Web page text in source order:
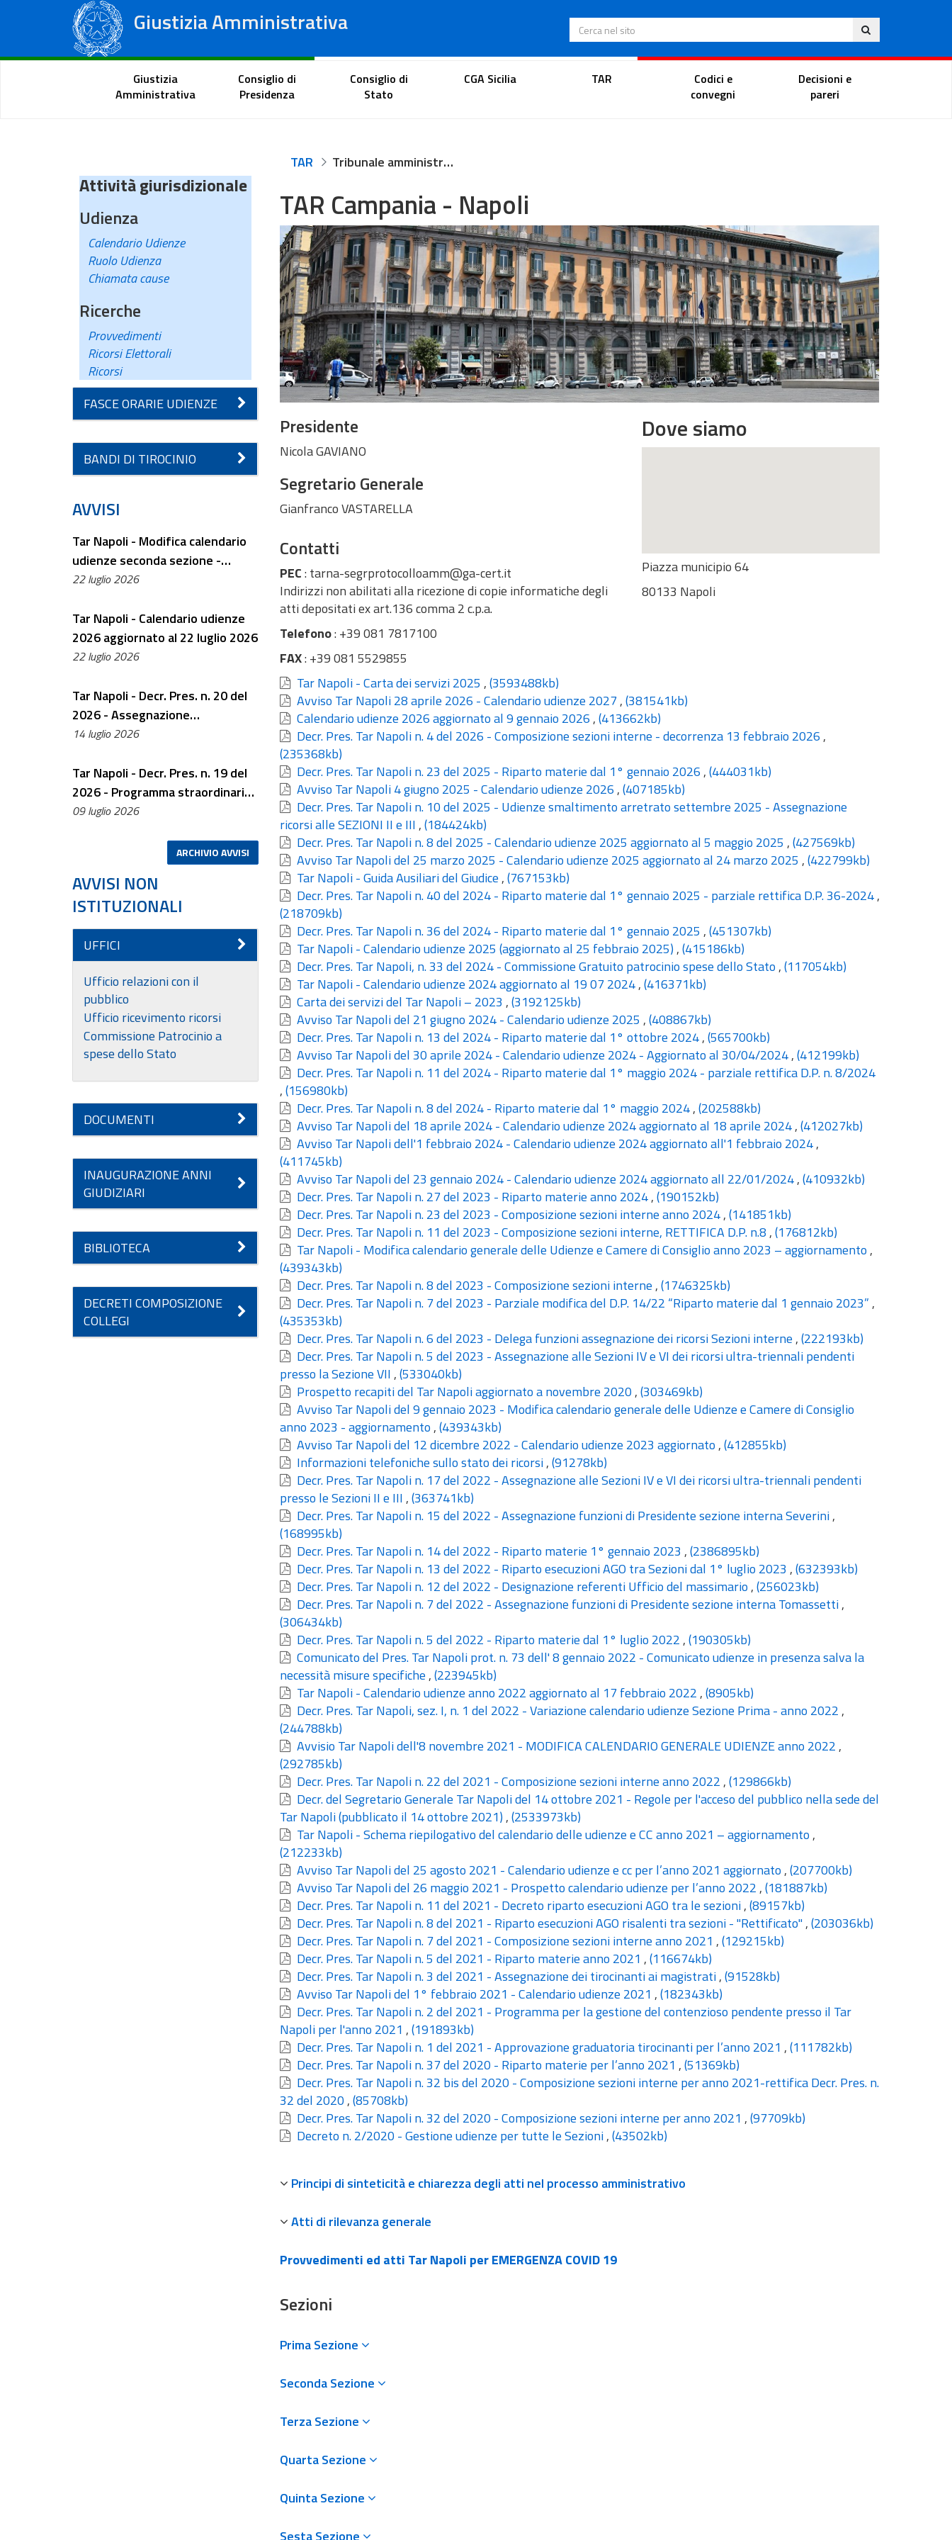
Giustizia Amministrativa
Tribunali Amministrativi Regionali
Ita
Cerca nel sito
Portale del cittadino Portale dell'avvocato Portale del magistrato
Giustizia
Amministrativa
Consiglio di
Presidenza
Consiglio di
Stato
CGA Sicilia TAR
Codici e
convegni
Decisioni e
pareri
Attività giurisdizionale
Udienza
Calendario Udienze
Ruolo Udienza
Chiamata cause
Ricerche
Provvedimenti
Ricorsi Elettorali
Ricorsi
FASCE ORARIE UDIENZE
BANDI DI TIROCINIO
AVVISI
Tar Napoli - Modifica calendario
udienze seconda sezione -
settembre 2026
22 luglio 2026
Tar Napoli - Calendario udienze
2026 aggiornato al 22 luglio 2026
22 luglio 2026
Tar Napoli - Decr. Pres. n. 20 del
2026 - Assegnazione
temporanea magistrato alla
collegio
14 luglio 2026
Tar Napoli - Decr. Pres. n. 19 del
2026 - Programma straordinario
smaltimento arretrato anno
09 luglio 2026
ARCHIVIO AVVISI
AVVISI NON
ISTITUZIONALI
UFFICI
Ufficio relazioni con il
pubblico
Ufficio ricevimento ricorsi
Commissione Patrocinio a
spese dello Stato
DOCUMENTI
INAUGURAZIONE ANNI
GIUDIZIARI
BIBLIOTECA
DECRETI COMPOSIZIONE
COLLEGI
TAR Tribunale amministrativo regionale per la Campania - Napoli
TAR Campania - Napoli
Presidente
Nicola GAVIANO
Segretario Generale
Gianfranco VASTARELLA
Contatti
PEC: tarna-segrprotocolloamm@ga-cert.it
Indirizzi non abilitati alla ricezione di copie informatiche degli
atti depositati ex art.136 comma 2 c.p.a.
Telefono: +39 081 7817100
FAX: +39 081 5529855
Dove siamo
Piazza municipio 64
80133 Napoli
Tar Napoli - Carta dei servizi 2025 ,(3593488kb)
Avviso Tar Napoli 28 aprile 2026 - Calendario udienze 2027,(381541kb)
Calendario udienze 2026 aggiornato al 9 gennaio 2026 ,(413662kb)
Decr. Pres. Tar Napoli n. 4 del 2026 - Composizione sezioni interne - decorrenza 13 febbraio 2026 ,
(235368kb)
Decr. Pres. Tar Napoli n. 23 del 2025 - Riparto materie dal 1° gennaio 2026 ,(444031kb)
Avviso Tar Napoli 4 giugno 2025 - Calendario udienze 2026 ,(407185kb)
Decr. Pres. Tar Napoli n. 10 del 2025 - Udienze smaltimento arretrato settembre 2025 - Assegnazione
ricorsi alle SEZIONI II e III ,(184424kb)
Decr. Pres. Tar Napoli n. 8 del 2025 - Calendario udienze 2025 aggiornato al 5 maggio 2025 ,(427569kb)
Avviso Tar Napoli del 25 marzo 2025 - Calendario udienze 2025 aggiornato al 24 marzo 2025 ,(422799kb)
Tar Napoli - Guida Ausiliari del Giudice ,(767153kb)
Decr. Pres. Tar Napoli n. 40 del 2024 - Riparto materie dal 1° gennaio 2025 - parziale rettifica D.P. 36-2024,
(218709kb)
Decr. Pres. Tar Napoli n. 36 del 2024 - Riparto materie dal 1° gennaio 2025 ,(451307kb)
Tar Napoli - Calendario udienze 2025 (aggiornato al 25 febbraio 2025) ,(415186kb)
Decr. Pres. Tar Napoli, n. 33 del 2024 - Commissione Gratuito patrocinio spese dello Stato ,(117054kb)
Tar Napoli - Calendario udienze 2024 aggiornato al 19 07 2024,(416371kb)
Carta dei servizi del Tar Napoli – 2023 ,(3192125kb)
Avviso Tar Napoli del 21 giugno 2024 - Calendario udienze 2025 ,(408867kb)
Decr. Pres. Tar Napoli n. 13 del 2024 - Riparto materie dal 1° ottobre 2024,(565700kb)
Avviso Tar Napoli del 30 aprile 2024 - Calendario udienze 2024 - Aggiornato al 30/04/2024,(412199kb)
Decr. Pres. Tar Napoli n. 11 del 2024 - Riparto materie dal 1° maggio 2024 - parziale rettifica D.P. n. 8/2024
,(156980kb)
Decr. Pres. Tar Napoli n. 8 del 2024 - Riparto materie dal 1° maggio 2024,(202588kb)
Avviso Tar Napoli del 18 aprile 2024 - Calendario udienze 2024 aggiornato al 18 aprile 2024,(412027kb)
Avviso Tar Napoli dell'1 febbraio 2024 - Calendario udienze 2024 aggiornato all'1 febbraio 2024,
(411745kb)
Avviso Tar Napoli del 23 gennaio 2024 - Calendario udienze 2024 aggiornato all 22/01/2024,(410932kb)
Decr. Pres. Tar Napoli n. 27 del 2023 - Riparto materie anno 2024,(190152kb)
Decr. Pres. Tar Napoli n. 23 del 2023 - Composizione sezioni interne anno 2024,(141851kb)
Decr. Pres. Tar Napoli n. 11 del 2023 - Composizione sezioni interne, RETTIFICA D.P. n.8 ,(176812kb)
Tar Napoli - Modifica calendario generale delle Udienze e Camere di Consiglio anno 2023 – aggiornamento ,
(439343kb)
Decr. Pres. Tar Napoli n. 8 del 2023 - Composizione sezioni interne ,(1746325kb)
Decr. Pres. Tar Napoli n. 7 del 2023 - Parziale modifica del D.P. 14/22 “Riparto materie dal 1 gennaio 2023” ,
(435353kb)
Decr. Pres. Tar Napoli n. 6 del 2023 - Delega funzioni assegnazione dei ricorsi Sezioni interne ,(222193kb)
Decr. Pres. Tar Napoli n. 5 del 2023 - Assegnazione alle Sezioni IV e VI dei ricorsi ultra-triennali pendenti
presso la Sezione VII ,(533040kb)
Prospetto recapiti del Tar Napoli aggiornato a novembre 2020 ,(303469kb)
Avviso Tar Napoli del 9 gennaio 2023 - Modifica calendario generale delle Udienze e Camere di Consiglio
anno 2023 - aggiornamento ,(439343kb)
Avviso Tar Napoli del 12 dicembre 2022 - Calendario udienze 2023 aggiornato ,(412855kb)
Informazioni telefoniche sullo stato dei ricorsi,(91278kb)
Decr. Pres. Tar Napoli n. 17 del 2022 - Assegnazione alle Sezioni IV e VI dei ricorsi ultra-triennali pendenti
presso le Sezioni II e III ,(363741kb)
Decr. Pres. Tar Napoli n. 15 del 2022 - Assegnazione funzioni di Presidente sezione interna Severini,
(168995kb)
Decr. Pres. Tar Napoli n. 14 del 2022 - Riparto materie 1° gennaio 2023 ,(2386895kb)
Decr. Pres. Tar Napoli n. 13 del 2022 - Riparto esecuzioni AGO tra Sezioni dal 1° luglio 2023 ,(632393kb)
Decr. Pres. Tar Napoli n. 12 del 2022 - Designazione referenti Ufficio del massimario ,(256023kb)
Decr. Pres. Tar Napoli n. 7 del 2022 - Assegnazione funzioni di Presidente sezione interna Tomassetti,
(306434kb)
Decr. Pres. Tar Napoli n. 5 del 2022 - Riparto materie dal 1° luglio 2022 ,(190305kb)
Comunicato del Pres. Tar Napoli prot. n. 73 dell' 8 gennaio 2022 - Comunicato udienze in presenza salva la
necessità misure specifiche ,(223945kb)
Tar Napoli - Calendario udienze anno 2022 aggiornato al 17 febbraio 2022 ,(8905kb)
Decr. Pres. Tar Napoli, sez. I, n. 1 del 2022 - Variazione calendario udienze Sezione Prima - anno 2022 ,
(244788kb)
Avvisio Tar Napoli dell'8 novembre 2021 - MODIFICA CALENDARIO GENERALE UDIENZE anno 2022 ,
(292785kb)
Decr. Pres. Tar Napoli n. 22 del 2021 - Composizione sezioni interne anno 2022 ,(129866kb)
Decr. del Segretario Generale Tar Napoli del 14 ottobre 2021 - Regole per l'acceso del pubblico nella sede del
Tar Napoli (pubblicato il 14 ottobre 2021) ,(2533973kb)
Tar Napoli - Schema riepilogativo del calendario delle udienze e CC anno 2021 – aggiornamento ,
(212233kb)
Avviso Tar Napoli del 25 agosto 2021 - Calendario udienze e cc per l’anno 2021 aggiornato ,(207700kb)
Avviso Tar Napoli del 26 maggio 2021 - Prospetto calendario udienze per l’anno 2022 ,(181887kb)
Decr. Pres. Tar Napoli n. 11 del 2021 - Decreto riparto esecuzioni AGO tra le sezioni,(89157kb)
Decr. Pres. Tar Napoli n. 8 del 2021 - Riparto esecuzioni AGO risalenti tra sezioni - "Rettificato",(203036kb)
Decr. Pres. Tar Napoli n. 7 del 2021 - Composizione sezioni interne anno 2021 ,(129215kb)
Decr. Pres. Tar Napoli n. 5 del 2021 - Riparto materie anno 2021 ,(116674kb)
Decr. Pres. Tar Napoli n. 3 del 2021 - Assegnazione dei tirocinanti ai magistrati,(91528kb)
Avviso Tar Napoli del 1° febbraio 2021 - Calendario udienze 2021 ,(182343kb)
Decr. Pres. Tar Napoli n. 2 del 2021 - Programma per la gestione del contenzioso pendente presso il Tar
Napoli per l'anno 2021 ,(191893kb)
Decr. Pres. Tar Napoli n. 1 del 2021 - Approvazione graduatoria tirocinanti per l’anno 2021 ,(111782kb)
Decr. Pres. Tar Napoli n. 37 del 2020 - Riparto materie per l’anno 2021 ,(51369kb)
Decr. Pres. Tar Napoli n. 32 bis del 2020 - Composizione sezioni interne per anno 2021-rettifica Decr. Pres. n.
32 del 2020 ,(85708kb)
Decr. Pres. Tar Napoli n. 32 del 2020 - Composizione sezioni interne per anno 2021 ,(97709kb)
Decreto n. 2/2020 - Gestione udienze per tutte le Sezioni,(43502kb)
Principi di sinteticità e chiarezza degli atti nel processo amministrativo
Atti di rilevanza generale
Provvedimenti ed atti Tar Napoli per EMERGENZA COVID 19
Sezioni
Prima Sezione
Seconda Sezione
Terza Sezione
Quarta Sezione
Quinta Sezione
Sesta Sezione